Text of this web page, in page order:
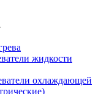
жидкости
охлаждающей